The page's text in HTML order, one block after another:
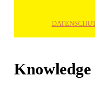
Knowledge